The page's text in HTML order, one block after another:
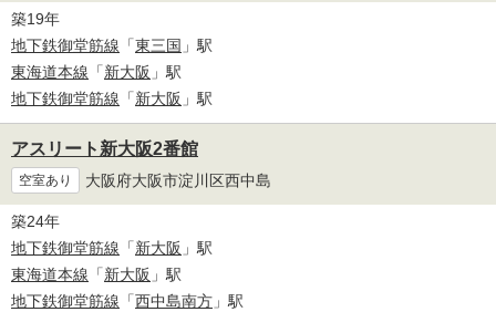
築19年
地下鉄御堂筋線 「東三国 」駅
東海道本線 「新大阪 」駅
地下鉄御堂筋線 「新大阪 」駅
アスリート新大阪2番館
空室あり 大阪府大阪市淀川区西中島
築24年
地下鉄御堂筋線 「新大阪 」駅
東海道本線 「新大阪 」駅
地下鉄御堂筋線 「西中島南方 」駅